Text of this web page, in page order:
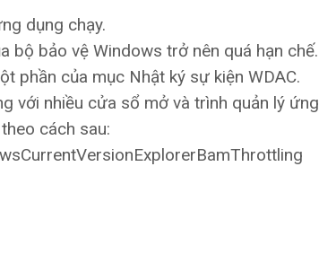
dụng chạy.
bộ bảo vệ Windows trở nên quá hạn chế.
phần của mục Nhật ký sự kiện WDAC.
với nhiều cửa sổ mở và trình quản lý ứng
cách sau: